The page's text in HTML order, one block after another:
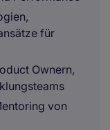
für
Ownern,
von